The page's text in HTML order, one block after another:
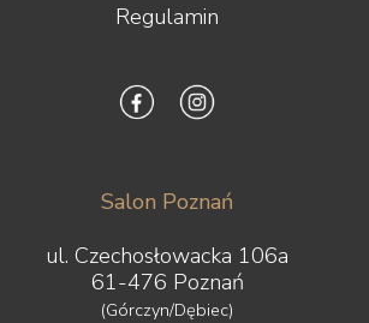
Regulamin
Salon Poznań
ul. Czechosłowacka 106a
61-476 Poznań
(Górczyn/Dębiec)